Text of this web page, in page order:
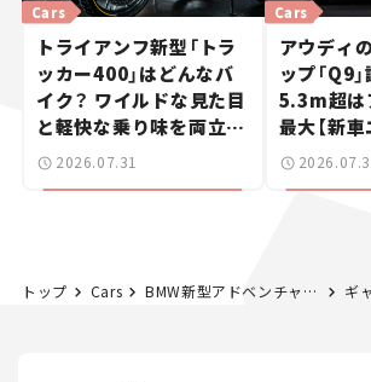
トライアンフ新型「トラ
ッカー400」はどんなバ
イク？ ワイルドな見た目
と軽快な乗り味を両立し
た400ccフラットトラッ
Cars
2026.07.31
アウディ
ップ「Q9
5.3m超は
最大【新車
Cars
トップ Cars BMW新型アドベンチャー「F450GS」が日本上陸！ 新システム搭載で発進・変速時などのクラッチ操作が不要に。3グレード展開で価格は96万円から【新車ニュース】 ギ